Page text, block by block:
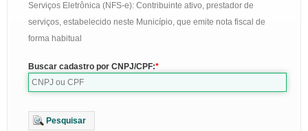
Serviços Eletrônica (NFS-e): Contribuinte ativo, prestador de
serviços, estabelecido neste Município, que emite nota fiscal de
forma habitual
Buscar cadastro por CNPJ/CPF:
Pesquisar